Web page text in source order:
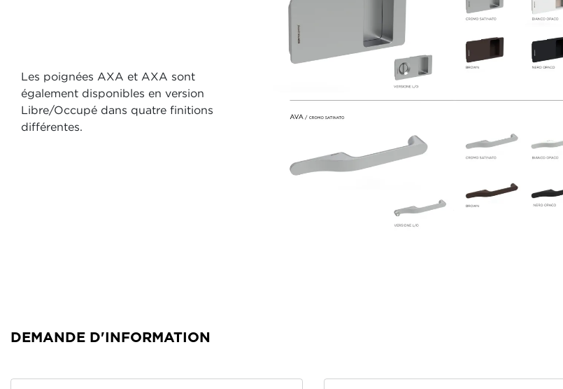
Les poignées AXA et AXA sont
également disponibles en version
Libre/Occupé dans quatre finitions
différentes.
DEMANDE D'INFORMATION